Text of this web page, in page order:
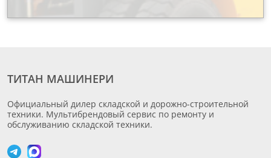
ТИТАН МАШИНЕРИ
Официальный дилер складской и дорожно-строительной
техники. Мультибрендовый сервис по ремонту и
обслуживанию складской техники.